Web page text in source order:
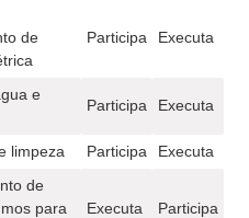
de
Participa Executa
e
Participa Executa
limpeza Participa Executa
de
para
Executa Participa